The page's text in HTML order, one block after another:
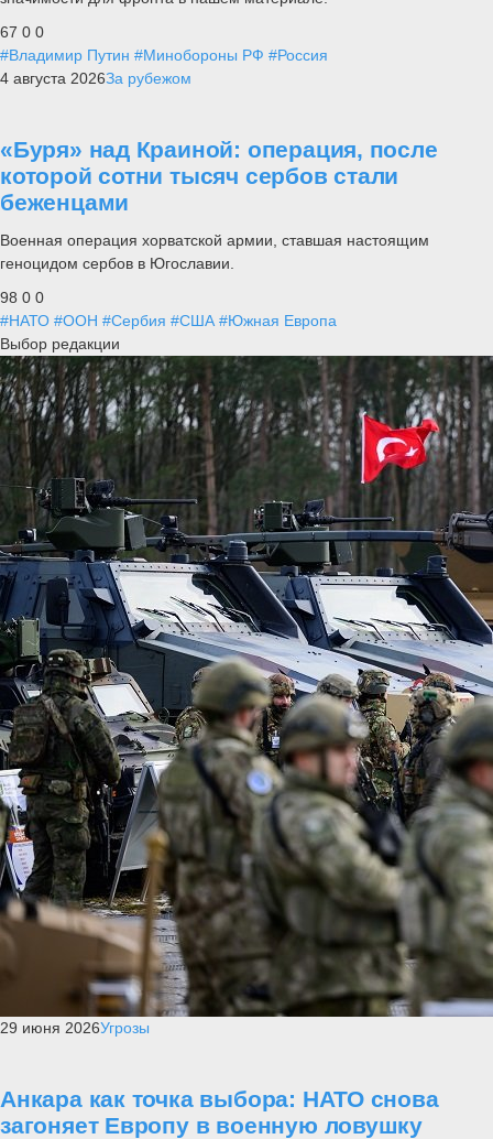
67 0 0
#Владимир Путин #Минобороны РФ #Россия
4 августа 2026За рубежом
«Буря» над Краиной: операция, после
которой сотни тысяч сербов стали
беженцами
Военная операция хорватской армии, ставшая настоящим
геноцидом сербов в Югославии.
98 0 0
#НАТО #ООН #Сербия #США #Южная Европа
Выбор редакции
29 июня 2026Угрозы
Анкара как точка выбора: НАТО снова
загоняет Европу в военную ловушку